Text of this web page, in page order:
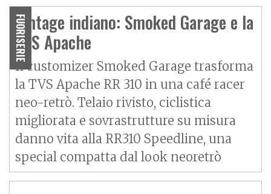
FUORISERIE
Vintage indiano: Smoked Garage e la
TVS Apache
Il customizer Smoked Garage trasforma
la TVS Apache RR 310 in una café racer
neo-retrò. Telaio rivisto, ciclistica
migliorata e sovrastrutture su misura
danno vita alla RR310 Speedline, una
special compatta dal look neoretrò